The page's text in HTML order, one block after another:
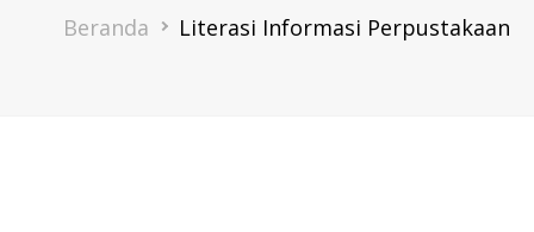
Breadcrumb
Beranda Literasi Informasi Perpustakaan